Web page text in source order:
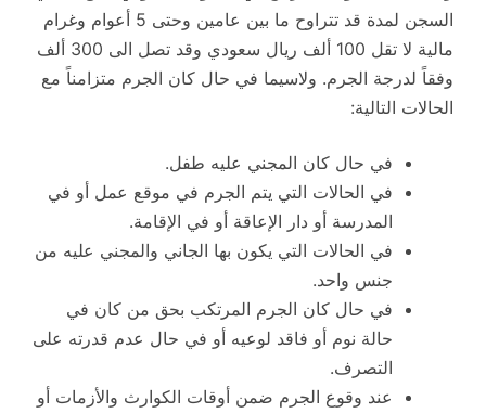
السجن لمدة قد تتراوح ما بين عامين وحتى 5 أعوام وغرام
مالية لا تقل 100 ألف ريال سعودي وقد تصل الى 300 ألف
وفقاً لدرجة الجرم. ولاسيما في حال كان الجرم متزامناً مع
الحالات التالية:
في حال كان المجني عليه طفل.
في الحالات التي يتم الجرم في موقع عمل أو في
المدرسة أو دار الإعاقة أو في الإقامة.
في الحالات التي يكون بها الجاني والمجني عليه من
جنس واحد.
في حال كان الجرم المرتكب بحق من كان في
حالة نوم أو فاقد لوعيه أو في حال عدم قدرته على
التصرف.
عند وقوع الجرم ضمن أوقات الكوارث والأزمات أو